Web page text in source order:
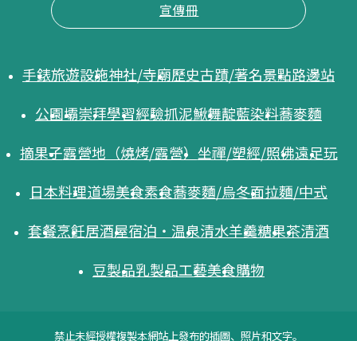
宣傳冊
手錶旅遊設施神社/寺廟歷史古蹟/著名景點路邊站
公園壩崇拜學習經驗抓泥鰍舞靛藍染料蕎麥麵
摘果子露營地（燒烤/露營） 坐禪/塑經/照佛遠足玩
日本料理道場美食素食蕎麥麵/烏冬面拉麵/中式
套餐烹飪居酒屋宿泊・温泉清水羊羹糖果茶清酒
豆製品乳製品工藝美食購物
禁止未經授權複製本網站上發布的插圖、照片和文字。